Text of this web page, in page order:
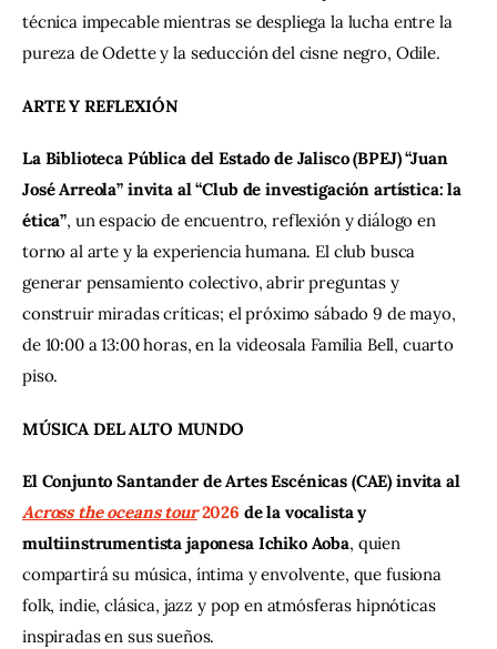
técnica impecable mientras se despliega la lucha entre la
pureza de Odette y la seducción del cisne negro, Odile.
ARTE Y REFLEXIÓN
La Biblioteca Pública del Estado de Jalisco (BPEJ) “Juan
José Arreola” invita al “Club de investigación artística: la
ética”, un espacio de encuentro, reflexión y diálogo en
torno al arte y la experiencia humana. El club busca
generar pensamiento colectivo, abrir preguntas y
construir miradas críticas; el próximo sábado 9 de mayo,
de 10:00 a 13:00 horas, en la videosala Familia Bell, cuarto
piso.
MÚSICA DEL ALTO MUNDO
El Conjunto Santander de Artes Escénicas (CAE) invita al
Across the oceans tour 2026 de la vocalista y
multiinstrumentista japonesa Ichiko Aoba, quien
compartirá su música, íntima y envolvente, que fusiona
folk, indie, clásica, jazz y pop en atmósferas hipnóticas
inspiradas en sus sueños.